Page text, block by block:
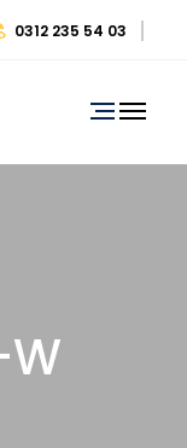
0312 235 54 03